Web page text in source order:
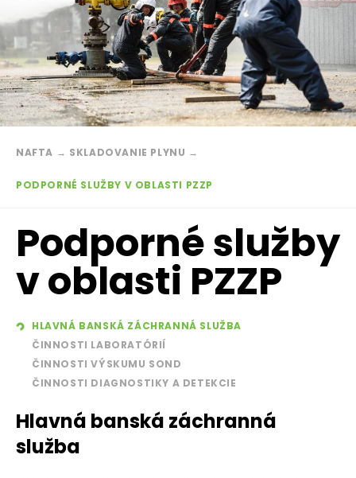
Breadcrumb
NAFTA → SKLADOVANIE PLYNU →
PODPORNÉ SLUŽBY V OBLASTI PZZP
Podporné služby
v oblasti PZZP
HLAVNÁ BANSKÁ ZÁCHRANNÁ SLUŽBA
ČINNOSTI LABORATÓRIÍ
ČINNOSTI VÝSKUMU SOND
ČINNOSTI DIAGNOSTIKY A DETEKCIE
Hlavná banská záchranná
služba